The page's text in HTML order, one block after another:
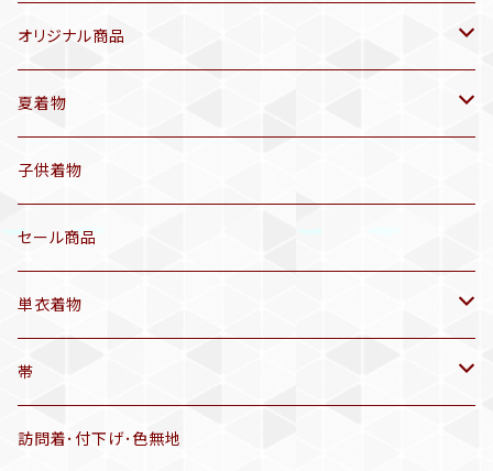
オリジナル商品
袷着物(10〜5月頃)
セオα 着物(5〜9月頃)
三分紐
帯揚げ
羽織
半幅帯
夏着物
アンティーク着物
リサイクル着物
子供着物
セール商品
単衣着物
アンティーク着物
リサイクル着物
帯
リサイクル帯
訪問着･付下げ･色無地